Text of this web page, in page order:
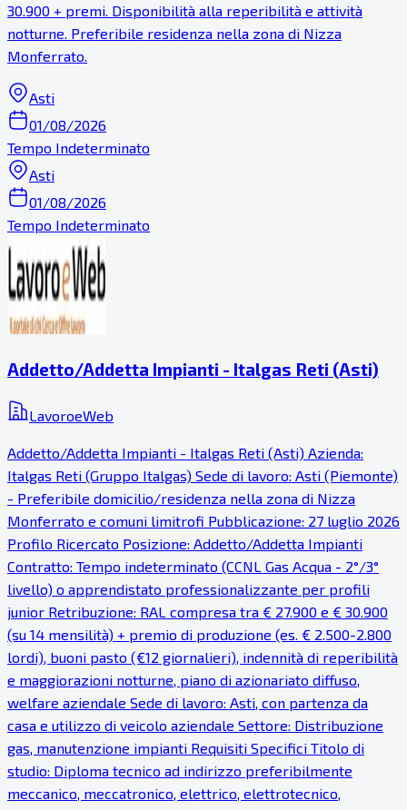
30.900 + premi. Disponibilità alla reperibilità e attività
notturne. Preferibile residenza nella zona di Nizza
Monferrato.
Asti
01/08/2026
Tempo Indeterminato
Asti
01/08/2026
Tempo Indeterminato
Addetto/Addetta Impianti - Italgas Reti (Asti)
LavoroeWeb
Addetto/Addetta Impianti - Italgas Reti (Asti) Azienda:
Italgas Reti (Gruppo Italgas) Sede di lavoro: Asti (Piemonte)
- Preferibile domicilio/residenza nella zona di Nizza
Monferrato e comuni limitrofi Pubblicazione: 27 luglio 2026
Profilo Ricercato Posizione: Addetto/Addetta Impianti
Contratto: Tempo indeterminato (CCNL Gas Acqua - 2°/3°
livello) o apprendistato professionalizzante per profili
junior Retribuzione: RAL compresa tra € 27.900 e € 30.900
(su 14 mensilità) + premio di produzione (es. € 2.500-2.800
lordi), buoni pasto (€12 giornalieri), indennità di reperibilità
e maggiorazioni notturne, piano di azionariato diffuso,
welfare aziendale Sede di lavoro: Asti, con partenza da
casa e utilizzo di veicolo aziendale Settore: Distribuzione
gas, manutenzione impianti Requisiti Specifici Titolo di
studio: Diploma tecnico ad indirizzo preferibilmente
meccanico, meccatronico, elettrico, elettrotecnico,